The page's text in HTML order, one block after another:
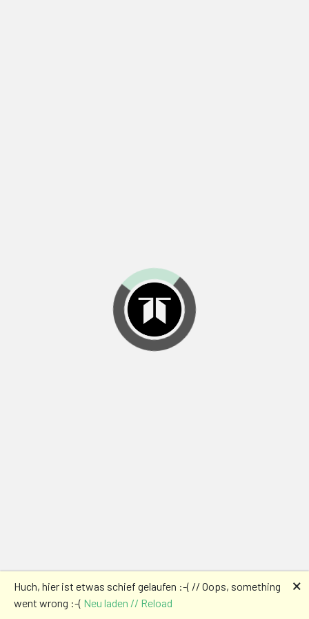
Huch, hier ist etwas schief gelaufen :-( // Oops, something
went wrong :-( Neu laden // Reload
🗙